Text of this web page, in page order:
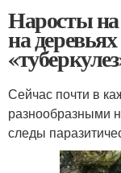
Наросты
на
Сейчас почти в
разнообразными
следы